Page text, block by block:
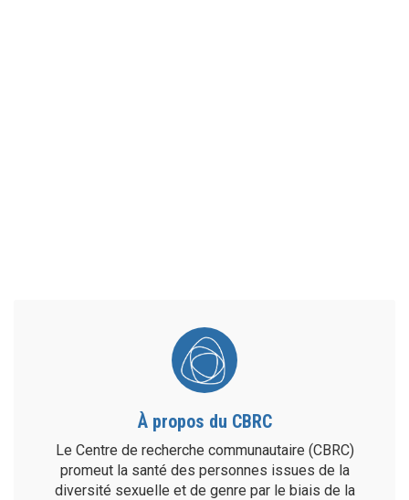
À propos du CBRC
Le Centre de recherche communautaire (CBRC)
promeut la santé des personnes issues de la
diversité sexuelle et de genre par le biais de la